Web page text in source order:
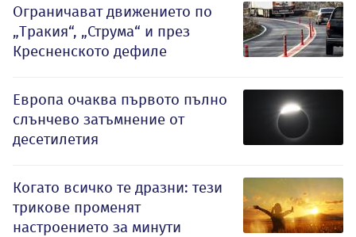
Ограничават движението по
„Тракия“, „Струма“ и през
Кресненското дефиле
Европа очаква първото пълно
слънчево затъмнение от
десетилетия
Когато всичко те дразни: тези
трикове променят
настроението за минути